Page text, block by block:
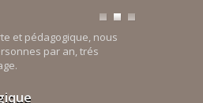
et pédagogique, nous
par an, trés